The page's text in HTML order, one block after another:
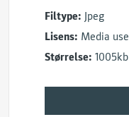
Filtype: Jpeg
Lisens: Media use
Størrelse: 1005kb